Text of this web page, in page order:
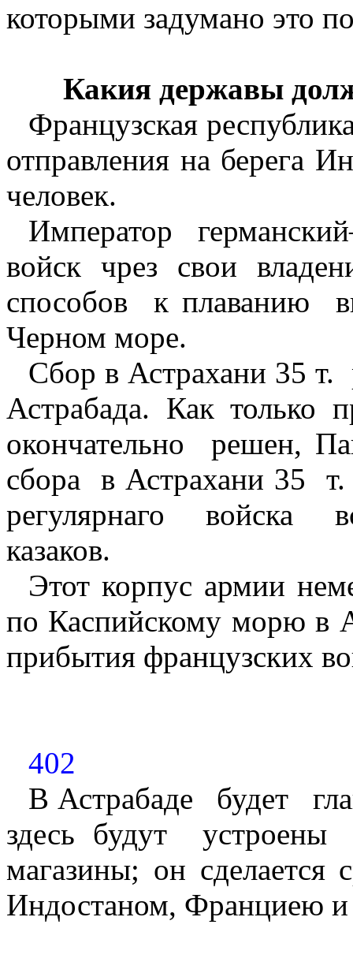
которыми задумано это
Какия державы
Французская
отправления на берега
человек.
Император
войск чрез свои
способов
к плаванию
Черном море.
Сбор в Астрахани 35 т.
Астрабада. Как только
окончательно
решен,
сбора
в Астрахани 35
т.
регулярнаго
войска
казаков.
Этот корпус армии
по Каспийскому морю в
прибытия французских
402
В Астрабаде
будет
здесь будут
устроены
магазины; он сделается
Индостаном, Франциею